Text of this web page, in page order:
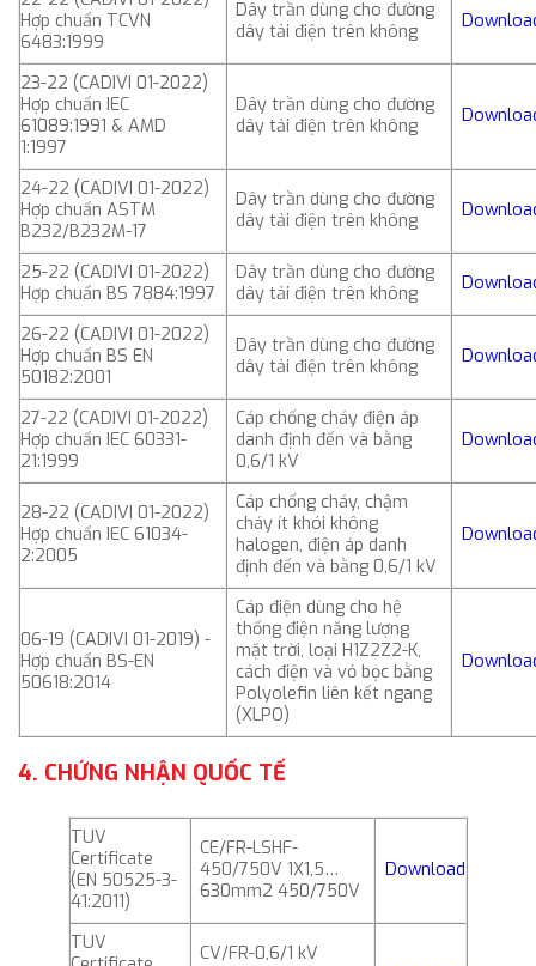
Hợp chuẩn TCVN
6483:1999
Dây trần dùng cho đường
dây tải điện trên không
23-22 (CADIVI 01-2022)
Hợp chuẩn IEC
61089:1991 & AMD
1:1997
Dây trần dùng cho đường
dây tải điện trên không
24-22 (CADIVI 01-2022)
Hợp chuẩn ASTM
B232/B232M-17
Dây trần dùng cho đường
dây tải điện trên không
25-22 (CADIVI 01-2022)
Hợp chuẩn BS 7884:1997
Dây trần dùng cho đường
dây tải điện trên không
26-22 (CADIVI 01-2022)
Hợp chuẩn BS EN
50182:2001
Dây trần dùng cho đường
dây tải điện trên không
27-22 (CADIVI 01-2022)
Hợp chuẩn IEC 60331-
21:1999
Cáp chống cháy điện áp
danh định đến và bằng
0,6/1 kV
28-22 (CADIVI 01-2022)
Hợp chuẩn IEC 61034-
2:2005
Cáp chống cháy, chậm
cháy ít khói không
halogen, điện áp danh
định đến và bằng 0,6/1 kV
06-19 (CADIVI 01-2019) -
Hợp chuẩn BS-EN
50618:2014
Cáp điện dùng cho hệ
thống điện năng lượng
mặt trời, loại H1Z2Z2-K,
cách điện và vỏ bọc bằng
Polyolefin liên kết ngang
(XLPO)
4. CHỨNG NHẬN QUỐC TẾ
TUV
Certificate
(EN 50525-3-
41:2011)
CE/FR-LSHF-
450/750V 1X1,5…
630mm2 450/750V
Download
TUV
CV/FR-0,6/1 kV